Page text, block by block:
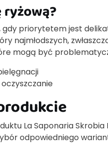
ryżową?
priorytetem jest
najmłodszych,
mogą być
La Saponaria Skrobia
odpowiedniego